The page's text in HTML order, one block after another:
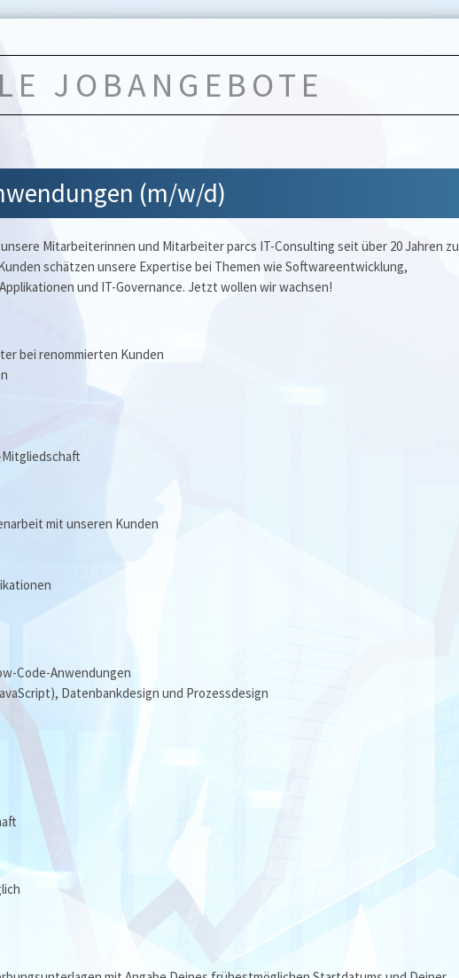
JOBANGEBOTE
(m/w/d)
Mitarbeiterinnen und Mitarbeiter parcs IT-Consulting seit über 20 Jahren zu
schätzen unsere Expertise bei Themen wie Softwareentwicklung,
und IT-Governance. Jetzt wollen wir wachsen!
bei renommierten Kunden
mit unseren Kunden
Code-Anwendungen
Datenbankdesign und Prozessdesign